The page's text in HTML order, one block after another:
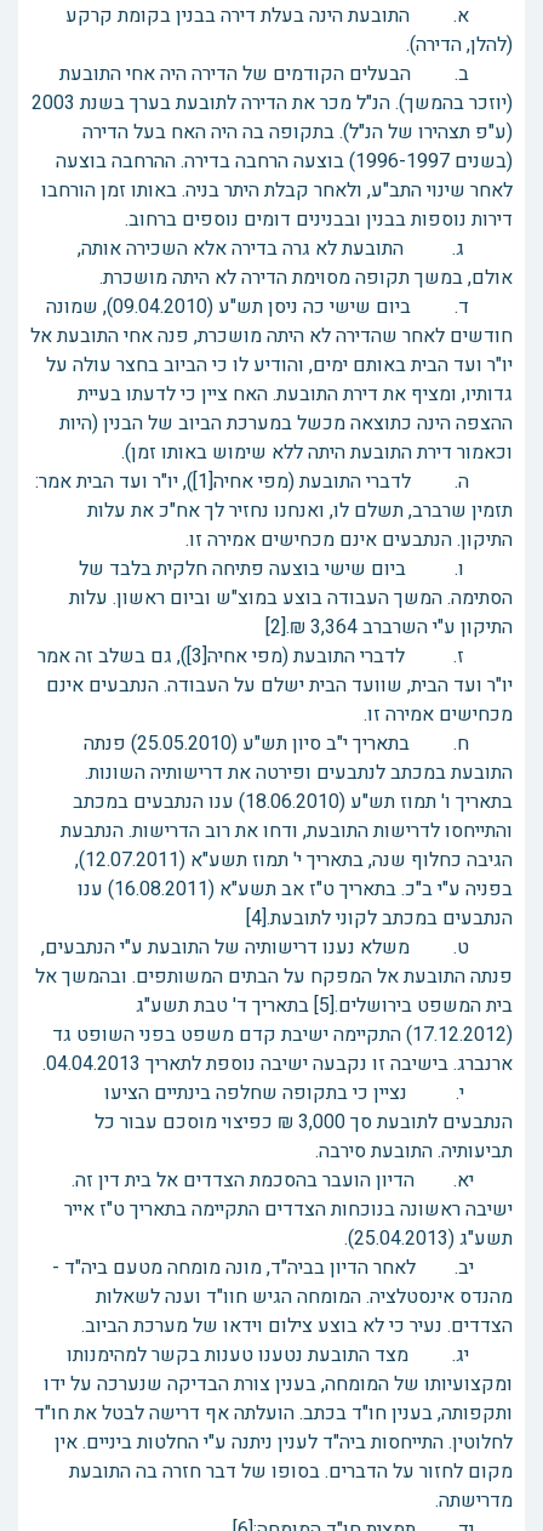
א. התובעת הינה בעלת דירה בבנין בקומת קרקע
(להלן, הדירה).
ב. הבעלים הקודמים של הדירה היה אחי התובעת
(יוזכר בהמשך). הנ"ל מכר את הדירה לתובעת בערך בשנת 2003
(ע"פ תצהירו של הנ"ל). בתקופה בה היה האח בעל הדירה
(בשנים 1996-1997) בוצעה הרחבה בדירה. ההרחבה בוצעה
לאחר שינוי התב"ע, ולאחר קבלת היתר בניה. באותו זמן הורחבו
דירות נוספות בבנין ובבנינים דומים נוספים ברחוב.
ג. התובעת לא גרה בדירה אלא השכירה אותה,
אולם, במשך תקופה מסוימת הדירה לא היתה מושכרת.
ד. ביום שישי כה ניסן תש"ע (09.04.2010), שמונה
חודשים לאחר שהדירה לא היתה מושכרת, פנה אחי התובעת אל
יו"ר ועד הבית באותם ימים, והודיע לו כי הביוב בחצר עולה על
גדותיו, ומציף את דירת התובעת. האח ציין כי לדעתו בעיית
ההצפה הינה כתוצאה מכשל במערכת הביוב של הבנין (היות
וכאמור דירת התובעת היתה ללא שימוש באותו זמן).
ה. לדברי התובעת (מפי אחיה[1]), יו"ר ועד הבית אמר:
תזמין שרברב, תשלם לו, ואנחנו נחזיר לך אח"כ את עלות
התיקון. הנתבעים אינם מכחישים אמירה זו.
ו. ביום שישי בוצעה פתיחה חלקית בלבד של
הסתימה. המשך העבודה בוצע במוצ"ש וביום ראשון. עלות
התיקון ע"י השרברב 3,364 ₪.[2]
ז. לדברי התובעת (מפי אחיה[3]), גם בשלב זה אמר
יו"ר ועד הבית, שוועד הבית ישלם על העבודה. הנתבעים אינם
מכחישים אמירה זו.
ח. בתאריך י"ב סיון תש"ע (25.05.2010) פנתה
התובעת במכתב לנתבעים ופירטה את דרישותיה השונות.
בתאריך ו' תמוז תש"ע (18.06.2010) ענו הנתבעים במכתב
והתייחסו לדרישות התובעת, ודחו את רוב הדרישות. הנתבעת
הגיבה כחלוף שנה, בתאריך י' תמוז תשע"א (12.07.2011),
בפניה ע"י ב"כ. בתאריך ט"ז אב תשע"א (16.08.2011) ענו
הנתבעים במכתב לקוני לתובעת.[4]
ט. משלא נענו דרישותיה של התובעת ע"י הנתבעים,
פנתה התובעת אל המפקח על הבתים המשותפים. ובהמשך אל
בית המשפט בירושלים.[5] בתאריך ד' טבת תשע"ג
(17.12.2012) התקיימה ישיבת קדם משפט בפני השופט גד
ארנברג. בישיבה זו נקבעה ישיבה נוספת לתאריך 04.04.2013.
י. נציין כי בתקופה שחלפה בינתיים הציעו
הנתבעים לתובעת סך 3,000 ₪ כפיצוי מוסכם עבור כל
תביעותיה. התובעת סירבה.
יא. הדיון הועבר בהסכמת הצדדים אל בית דין זה.
ישיבה ראשונה בנוכחות הצדדים התקיימה בתאריך ט"ז אייר
תשע"ג (25.04.2013).
יב. לאחר הדיון בביה"ד, מונה מומחה מטעם ביה"ד -
מהנדס אינסטלציה. המומחה הגיש חוו"ד וענה לשאלות
הצדדים. נעיר כי לא בוצע צילום וידאו של מערכת הביוב.
יג. מצד התובעת נטענו טענות בקשר למהימנותו
ומקצועיותו של המומחה, בענין צורת הבדיקה שנערכה על ידו
ותקפותה, בענין חו"ד בכתב. הועלתה אף דרישה לבטל את חו"ד
לחלוטין. התייחסות ביה"ד לענין ניתנה ע"י החלטות ביניים. אין
מקום לחזור על הדברים. בסופו של דבר חזרה בה התובעת
מדרישתה.